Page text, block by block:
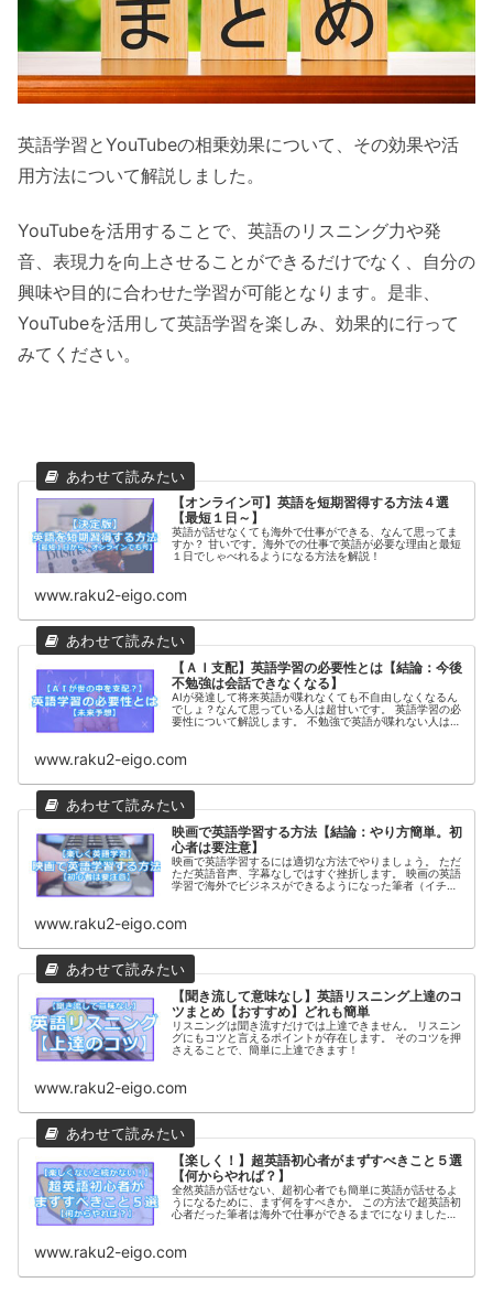
英語学習とYouTubeの相乗効果について、その効果や活
用方法について解説しました。
YouTubeを活用することで、英語のリスニング力や発
音、表現力を向上させることができるだけでなく、自分の
興味や目的に合わせた学習が可能となります。是非、
YouTubeを活用して英語学習を楽しみ、効果的に行って
みてください。
【オンライン可】英語を短期習得する方法４選
【最短１日～】
英語が話せなくても海外で仕事ができる、なんて思ってま
すか？ 甘いです。海外での仕事で英語が必要な理由と最短
１日でしゃべれるようになる方法を解説！
www.raku2-eigo.com
【ＡＩ支配】英語学習の必要性とは【結論：今後
不勉強は会話できなくなる】
AIが発達して将来英語が喋れなくても不自由しなくなるん
でしょ？なんて思っている人は超甘いです。 英語学習の必
要性について解説します。 不勉強で英語が喋れない人は、
www.raku2-eigo.com
映画で英語学習する方法【結論：やり方簡単。初
心者は要注意】
映画で英語学習するには適切な方法でやりましょう。 ただ
ただ英語音声、字幕なしではすぐ挫折します。 映画の英語
学習で海外でビジネスができるようになった筆者（イチ
www.raku2-eigo.com
【聞き流して意味なし】英語リスニング上達のコ
ツまとめ【おすすめ】どれも簡単
リスニングは聞き流すだけでは上達できません。 リスニン
グにもコツと言えるポイントが存在します。 そのコツを押
さえることで、簡単に上達できます！
www.raku2-eigo.com
【楽しく！】超英語初心者がまずすべきこと５選
【何からやれば？】
全然英語が話せない、超初心者でも簡単に英語が話せるよ
うになるために、まず何をすべきか。 この方法で超英語初
心者だった筆者は海外で仕事ができるまでになりました！
www.raku2-eigo.com